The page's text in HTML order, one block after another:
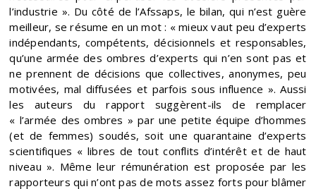
l’industrie ». Du côté de l’Afssaps, le bilan, qui n’est guère
meilleur, se résume en un mot : « mieux vaut peu d’experts
indépendants, compétents, décisionnels et responsables,
qu’une armée des ombres d’experts qui n’en sont pas et
ne prennent de décisions que collectives, anonymes, peu
motivées, mal diffusées et parfois sous influence ». Aussi
les auteurs du rapport suggèrent-ils de remplacer
« l’armée des ombres » par une petite équipe d’hommes
(et de femmes) soudés, soit une quarantaine d’experts
scientifiques « libres de tout conflits d’intérêt et de haut
niveau ». Même leur rémunération est proposée par les
rapporteurs qui n’ont pas de mots assez forts pour blâmer